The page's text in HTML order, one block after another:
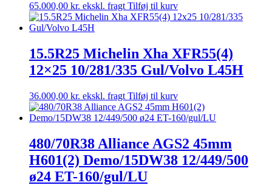
65.000,00 kr. ekskl. fragt Tilføj til kurv
15.5R25 Michelin Xha XFR55(4)
12×25 10/281/335 Gul/Volvo L45H
36.000,00 kr. ekskl. fragt Tilføj til kurv
480/70R38 Alliance AGS2 45mm
H601(2) Demo/15DW38 12/449/500
ø24 ET-160/gul/LU